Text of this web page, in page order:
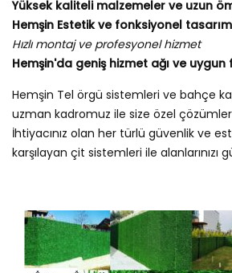
Yüksek kaliteli malzemeler ve uzun
Hemşin Estetik ve fonksiyonel
Hızlı montaj ve profesyonel hizmet
Hemşin'da geniş hizmet ağı ve
Hemşin Tel örgü sistemleri ve bahçe
uzman kadromuz ile size özel
İhtiyacınız olan her türlü güvenlik ve
karşılayan çit sistemleri ile alanlarınızı